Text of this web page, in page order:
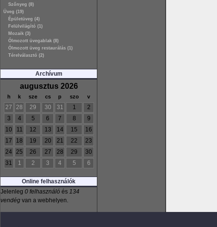
Szőnyeg (8)
Üveg (19)
Épületüveg (4)
Felülvilágító (1)
Mozaik (3)
Ólmozott üvegablak (8)
Ólmozott üveg restaurálás (1)
Térelválasztó (2)
Archívum
augusztus 2026
h k sze cs p szo v
27 28 29 30 31 1
2
3
4 5 6 7 8
9
10
11 12 13 14 15
16
17
18 19 20 21 22
23
24
25 26 27 28 29
30
31
1 2 3 4 5 6
Online felhasználók
Jelenleg 0 felhasználó és 134
vendég van a webhelyen.